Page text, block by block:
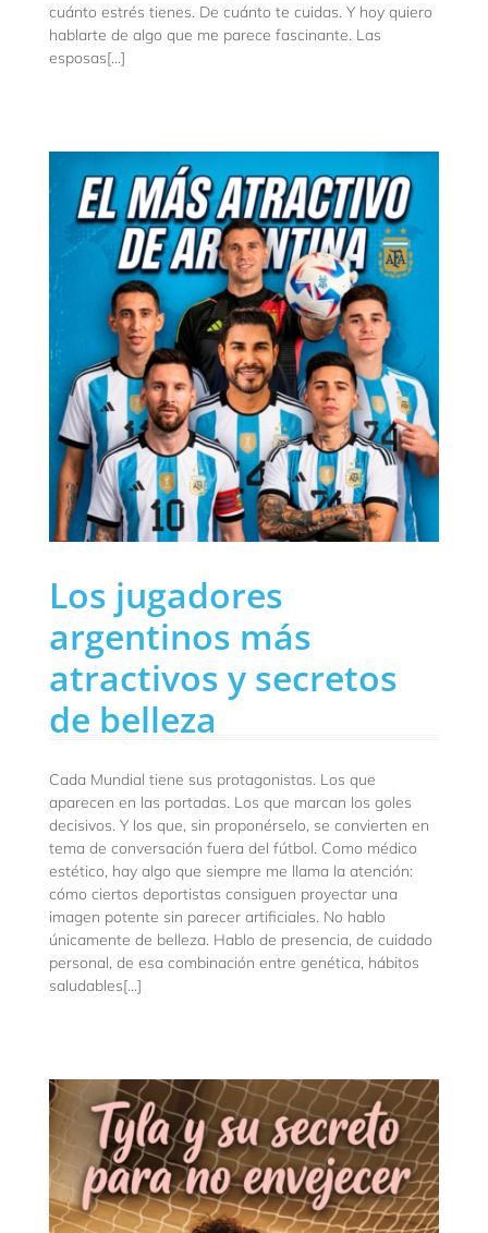
cuánto estrés tienes. De cuánto te cuidas. Y hoy quiero
hablarte de algo que me parece fascinante. Las
esposas[...]
Los jugadores
argentinos más
atractivos y secretos
de belleza
Cada Mundial tiene sus protagonistas. Los que
aparecen en las portadas. Los que marcan los goles
decisivos. Y los que, sin proponérselo, se convierten en
tema de conversación fuera del fútbol. Como médico
estético, hay algo que siempre me llama la atención:
cómo ciertos deportistas consiguen proyectar una
imagen potente sin parecer artificiales. No hablo
únicamente de belleza. Hablo de presencia, de cuidado
personal, de esa combinación entre genética, hábitos
saludables[...]